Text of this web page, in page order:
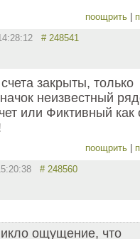
поощрить
# 248541
закрыты, только
неизвестный
или Фиктивный как
поощрить
# 248560
ощущение, что